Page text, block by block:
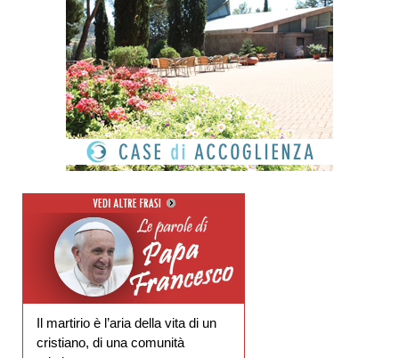
Il martirio è l’aria della vita di un
cristiano, di una comunità